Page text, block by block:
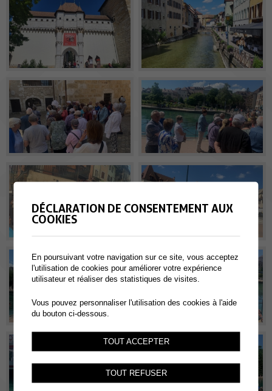
DÉCLARATION DE CONSENTEMENT AUX
COOKIES
En poursuivant votre navigation sur ce site, vous acceptez
l'utilisation de cookies pour améliorer votre expérience
utilisateur et réaliser des statistiques de visites.
Vous pouvez personnaliser l'utilisation des cookies à l'aide
du bouton ci-dessous.
TOUT ACCEPTER
TOUT REFUSER